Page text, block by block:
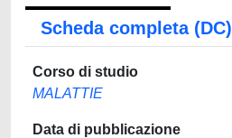
Scheda completa (DC)
Corso di studio
MALATTIE
Data di pubblicazione